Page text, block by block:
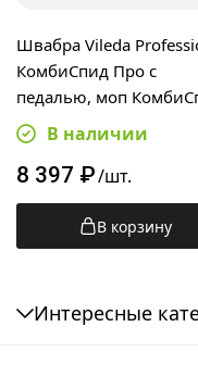
Швабра Vileda
КомбиСпид Про с
педалью, моп
Трио RUS 40см,
телескопическая ручка
90см
В наличии
8 397 ₽/шт.
В корзину
Интересные